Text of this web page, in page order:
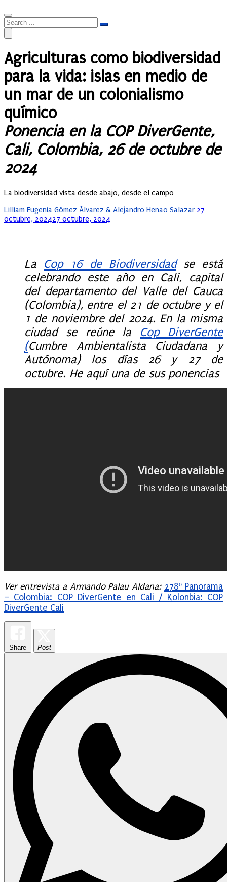
Agriculturas como biodiversidad
para la vida: islas en medio de
un mar de un colonialismo
químico
Ponencia en la COP DiverGente,
Cali, Colombia, 26 de octubre de
2024
La biodiversidad vista desde abajo, desde el campo
Lilliam Eugenia Gómez Álvarez & Alejandro Henao Salazar Posted
27
octubre, 202427 octubre, 2024
La Cop 16 de Biodiversidadse está
celebrando este año en Cali, capital
del departamento del Valle del Cauca
(Colombia), entre el 21 de octubre y el
1 de noviembre del 2024. En la misma
ciudad se reúne la Cop DiverGente
(Cumbre Ambientalista Ciudadana y
Autónoma) los días 26 y 27 de
octubre. He aquí una de sus ponencias
Ver entrevista a Armando Palau Aldana: 278º Panorama
– Colombia: COP DiverGente en Cali / Kolonbia: COP
DiverGente Cali
Share Post